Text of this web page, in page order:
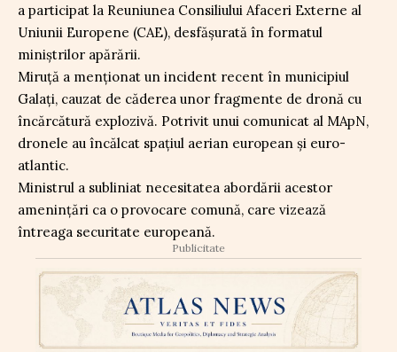
a participat la Reuniunea Consiliului Afaceri Externe al
Uniunii Europene (CAE), desfășurată în formatul
miniștrilor apărării.
Miruță a menționat un incident recent în municipiul
Galați, cauzat de căderea unor fragmente de dronă cu
încărcătură explozivă. Potrivit unui comunicat al MApN,
dronele au încălcat spațiul aerian european și euro-
atlantic.
Ministrul a subliniat necesitatea abordării acestor
amenințări ca o provocare comună, care vizează
întreaga securitate europeană.
Publicitate